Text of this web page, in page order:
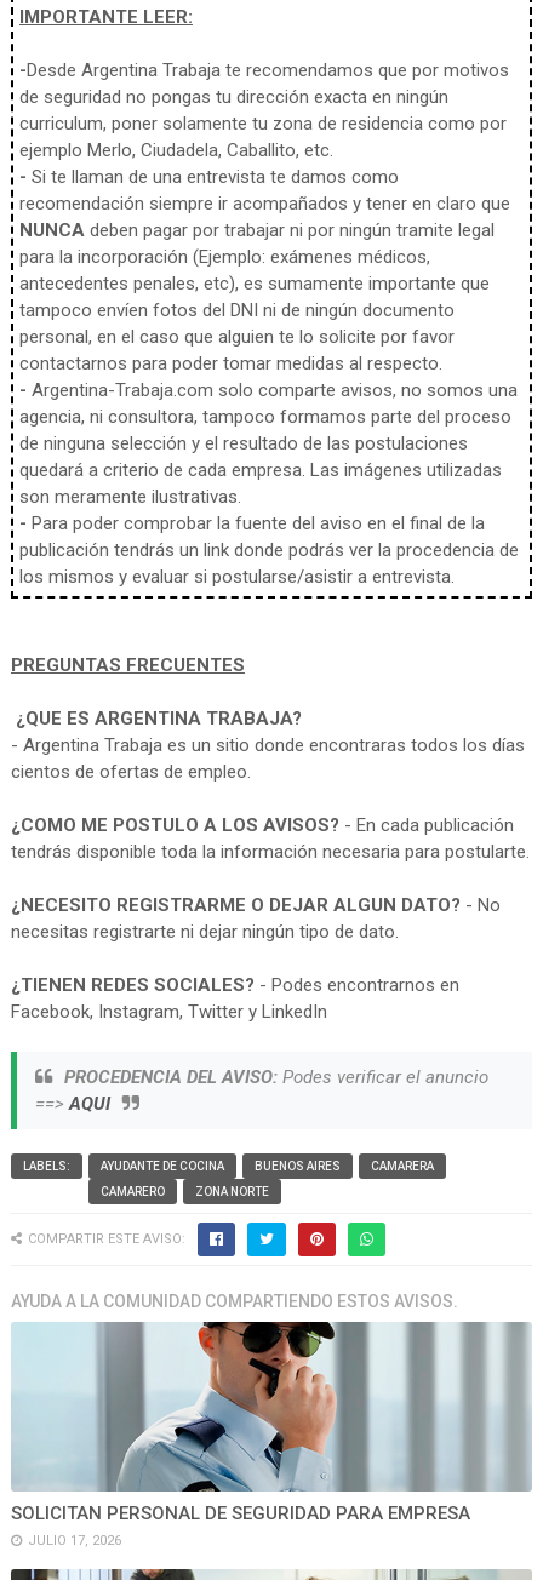
IMPORTANTE LEER:
-Desde Argentina Trabaja te recomendamos que por motivos
de seguridad no pongas tu dirección exacta en ningún
curriculum, poner solamente tu zona de residencia como por
ejemplo Merlo, Ciudadela, Caballito, etc.
- Si te llaman de una entrevista te damos como
recomendación siempre ir acompañados y tener en claro que
NUNCAdeben pagar por trabajar ni por ningún tramite legal
para la incorporación (Ejemplo: exámenes médicos,
antecedentes penales, etc), es sumamente importante que
tampoco envíen fotos del DNI ni de ningún documento
personal, en el caso que alguien te lo solicite por favor
contactarnos para poder tomar medidas al respecto.
- Argentina-Trabaja.com solo comparte avisos, no somos una
agencia, ni consultora, tampoco formamos parte del proceso
de ninguna selección y el resultado de las postulaciones
quedará a criterio de cada empresa. Las imágenes utilizadas
son meramente ilustrativas.
- Para poder comprobar la fuente del aviso en el final de la
publicación tendrás un link donde podrás ver la procedencia de
los mismos y evaluar si postularse/asistir a entrevista.
PREGUNTAS FRECUENTES
¿QUE ES ARGENTINA TRABAJA?
- Argentina Trabaja es un sitio donde encontraras todos los días
cientos de ofertas de empleo.
¿COMO ME POSTULO A LOS AVISOS? - En cada publicación
tendrás disponible toda la información necesaria para postularte.
¿NECESITO REGISTRARME O DEJAR ALGUN DATO? - No
necesitas registrarte ni dejar ningún tipo de dato.
¿TIENEN REDES SOCIALES? - Podes encontrarnos en
Facebook, Instagram, Twitter y LinkedIn
PROCEDENCIA DEL AVISO:Podes verificar el anuncio
==>AQUI
LABELS: AYUDANTE DE COCINA BUENOS AIRES
CAMARERA
CAMARERO
ZONA NORTE
COMPARTIR ESTE AVISO:
AYUDA A LA COMUNIDAD COMPARTIENDO ESTOS AVISOS.
SOLICITAN PERSONAL DE SEGURIDAD PARA EMPRESA
JULIO 17, 2026